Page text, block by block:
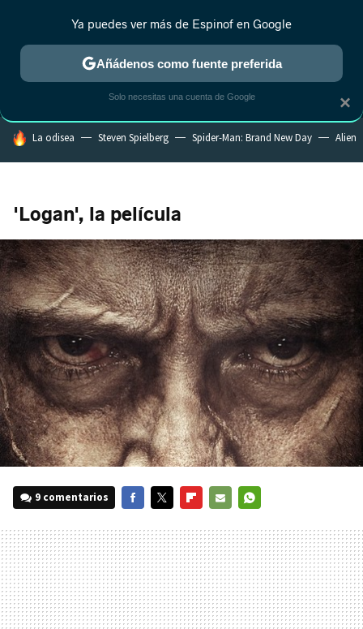
MENÚ NUEVO
ESTRENOS REALITY ANIME RANKINGS CINE
HOY SE HABLA DE
La odisea Steven Spielberg Spider-Man: Brand New Day Alien
'Logan', la película
9 comentarios
MAIL
×
Ya puedes ver más de Espinof en Google
Añádenos como fuente preferida
Solo necesitas una cuenta de Google